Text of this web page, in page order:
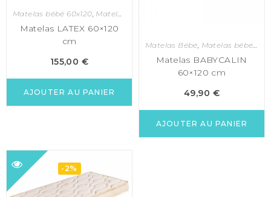
Matelas bébé 60x120, Matelas bébé et enfant
Matelas LATEX 60×120
cm
155,00 €
AJOUTER AU PANIER
Matelas Bébé Matelas bébé 60x120
Matelas BABYCALIN
60×120 cm
49,90 €
AJOUTER AU PANIER
-2%